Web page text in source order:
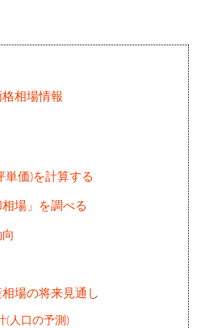
相場情報
価)を計算する
場」を調べる
場の将来見通し
(人口の予測)